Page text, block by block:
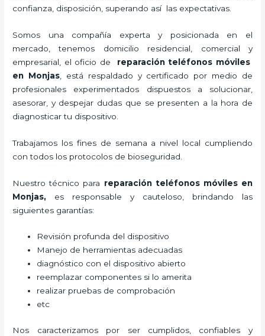
confianza, disposición, superando así las expectativas.
Somos una compañía experta y posicionada en el
mercado, tenemos domicilio residencial, comercial y
empresarial, el oficio de reparación teléfonos móviles
en Monjas, está respaldado y certificado por medio de
profesionales experimentados dispuestos a solucionar,
asesorar, y despejar dudas que se presenten a la hora de
diagnosticar tu dispositivo.
Trabajamos los fines de semana a nivel local cumpliendo
con todos los protocolos de bioseguridad.
Nuestro técnico para reparación teléfonos móviles en
Monjas, es responsable y cauteloso, brindando las
siguientes garantías:
Revisión profunda del dispositivo
Manejo de herramientas adecuadas
diagnóstico con el dispositivo abierto
reemplazar componentes si lo amerita
realizar pruebas de comprobación
etc
Nos caracterizamos por ser cumplidos, confiables y